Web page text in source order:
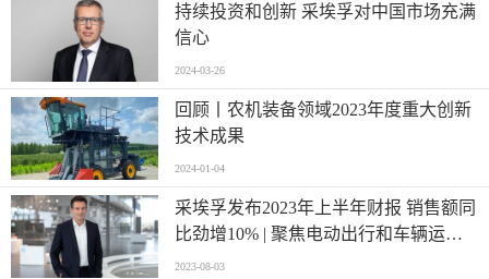
持续投资和创新 采埃孚对中国市场充满
信心
2024-03-26
回顾丨农机装备领域2023年度重大创新
技术成果
2024-01-04
采埃孚发布2023年上半年财报 销售额同
比劲增10% | 聚焦电动出行和车辆运动
控制
2023-08-03